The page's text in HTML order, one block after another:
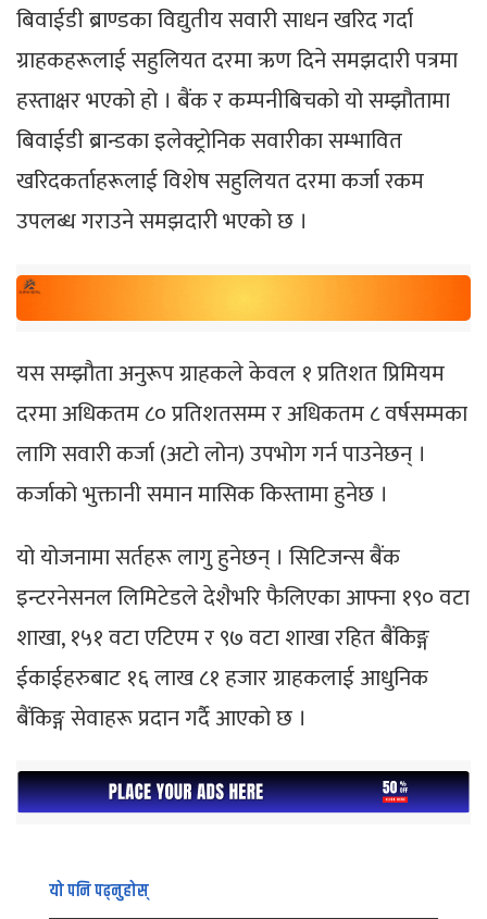
बिवाईडी ब्राण्डका विद्युतीय सवारी साधन खरिद गर्दा
ग्राहकहरूलाई सहुलियत दरमा ऋण दिने समझदारी पत्रमा
हस्ताक्षर भएको हो । बैंक र कम्पनीबिचको यो सम्झौतामा
बिवाईडी ब्रान्डका इलेक्ट्रोनिक सवारीका सम्भावित
खरिदकर्ताहरूलाई विशेष सहुलियत दरमा कर्जा रकम
उपलब्ध गराउने समझदारी भएको छ ।
यस सम्झौता अनुरूप ग्राहकले केवल १ प्रतिशत प्रिमियम
दरमा अधिकतम ८० प्रतिशतसम्म र अधिकतम ८ वर्षसम्मका
लागि सवारी कर्जा (अटो लोन) उपभोग गर्न पाउनेछन् ।
कर्जाको भुक्तानी समान मासिक किस्तामा हुनेछ ।
यो योजनामा सर्तहरू लागु हुनेछन् । सिटिजन्स बैंक
इन्टरनेसनल लिमिटेडले देशैभरि फैलिएका आफ्ना १९० वटा
शाखा, १५१ वटा एटिएम र ९७ वटा शाखा रहित बैंकिङ्ग
ईकाईहरुबाट १६ लाख ८१ हजार ग्राहकलाई आधुनिक
बैंकिङ्ग सेवाहरू प्रदान गर्दै आएको छ ।
यो पनि पढ्नुहोस्